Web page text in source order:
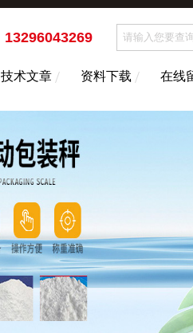
13296043269
技术文章 资料下载 在线